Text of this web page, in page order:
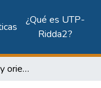
¿Qué es UTP-
Ridda2?
Espacios de consulta y orientación en la UDELAR